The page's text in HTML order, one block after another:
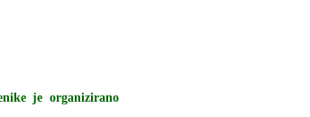
je organizirano